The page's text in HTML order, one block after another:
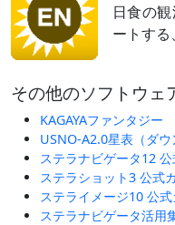
日食の
ートす
その他のソフトウェ
KAGAYAファンタジー
USNO-A2.0星表（ダウ
ステラナビゲータ12
ステラショット3 公式
ステライメージ10 公
ステラナビゲータ活用